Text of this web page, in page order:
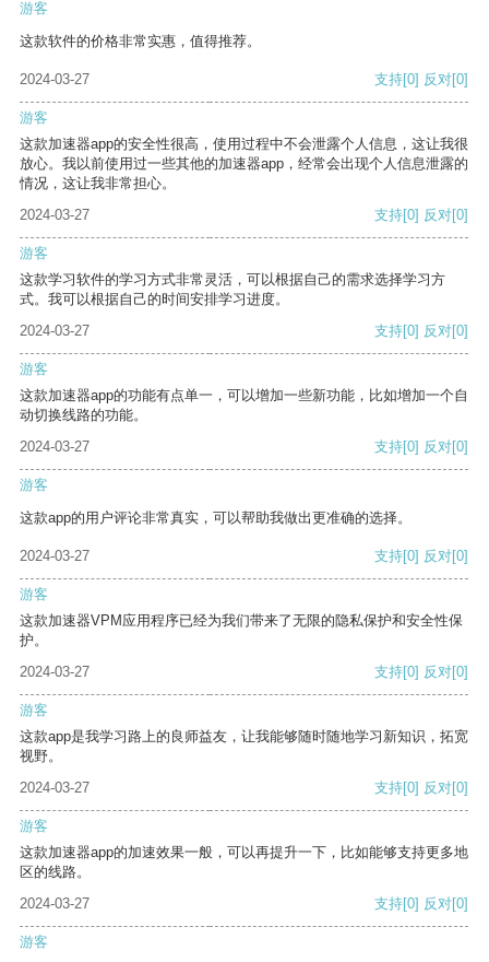
游客
这款软件的价格非常实惠，值得推荐。
2024-03-27 支持[0] 反对[0]
游客
这款加速器app的安全性很高，使用过程中不会泄露个人信息，这让我很
放心。我以前使用过一些其他的加速器app，经常会出现个人信息泄露的
情况，这让我非常担心。
2024-03-27
支持[0] 反对[0]
游客
这款学习软件的学习方式非常灵活，可以根据自己的需求选择学习方
式。我可以根据自己的时间安排学习进度。
2024-03-27
支持[0] 反对[0]
游客
这款加速器app的功能有点单一，可以增加一些新功能，比如增加一个自
动切换线路的功能。
2024-03-27
支持[0] 反对[0]
游客
这款app的用户评论非常真实，可以帮助我做出更准确的选择。
2024-03-27 支持[0] 反对[0]
游客
这款加速器VPM应用程序已经为我们带来了无限的隐私保护和安全性保
护。
2024-03-27
支持[0] 反对[0]
游客
这款app是我学习路上的良师益友，让我能够随时随地学习新知识，拓宽
视野。
2024-03-27
支持[0] 反对[0]
游客
这款加速器app的加速效果一般，可以再提升一下，比如能够支持更多地
区的线路。
2024-03-27
支持[0] 反对[0]
游客